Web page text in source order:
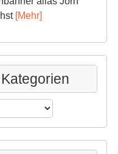
[Mehr]